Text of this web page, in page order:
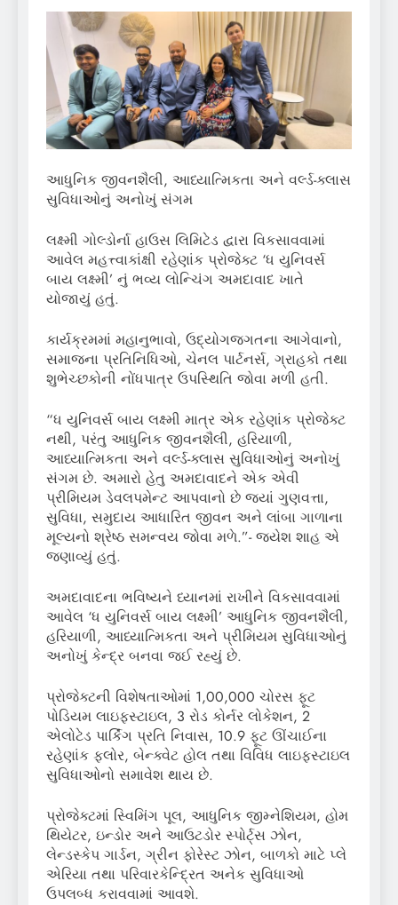
આધુનિક જીવનશૈલી, આધ્યાત્મિકતા અને વર્લ્ડ-ક્લાસ
સુવિધાઓનું અનોખું સંગમ
લક્ષ્મી ગોલ્ડોર્ના હાઉસ લિમિટેડ દ્વારા વિકસાવવામાં
આવેલ મહત્ત્વાકાંક્ષી રહેણાંક પ્રોજેક્ટ ‘ધ યુનિવર્સ
બાય લક્ષ્મી’ નું ભવ્ય લોન્ચિંગ અમદાવાદ ખાતે
યોજાયું હતું.
કાર્યક્રમમાં મહાનુભાવો, ઉદ્યોગજગતના આગેવાનો,
સમાજના પ્રતિનિધિઓ, ચેનલ પાર્ટનર્સ, ગ્રાહકો તથા
શુભેચ્છકોની નોંધપાત્ર ઉપસ્થિતિ જોવા મળી હતી.
“ધ યુનિવર્સ બાય લક્ષ્મી માત્ર એક રહેણાંક પ્રોજેક્ટ
નથી, પરંતુ આધુનિક જીવનશૈલી, હરિયાળી,
આધ્યાત્મિકતા અને વર્લ્ડ-ક્લાસ સુવિધાઓનું અનોખું
સંગમ છે. અમારો હેતુ અમદાવાદને એક એવી
પ્રીમિયમ ડેવલપમેન્ટ આપવાનો છે જ્યાં ગુણવત્તા,
સુવિધા, સમુદાય આધારિત જીવન અને લાંબા ગાળાના
મૂલ્યનો શ્રેષ્ઠ સમન્વય જોવા મળે.”- જયેશ શાહ એ
જણાવ્યું હતું.
અમદાવાદના ભવિષ્યને ધ્યાનમાં રાખીને વિકસાવવામાં
આવેલ ‘ધ યુનિવર્સ બાય લક્ષ્મી’ આધુનિક જીવનશૈલી,
હરિયાળી, આધ્યાત્મિકતા અને પ્રીમિયમ સુવિધાઓનું
અનોખું કેન્દ્ર બનવા જઈ રહ્યું છે.
પ્રોજેક્ટની વિશેષતાઓમાં 1,00,000 ચોરસ ફૂટ
પોડિયમ લાઇફસ્ટાઇલ, 3 રોડ કોર્નર લોકેશન, 2
એલોટેડ પાર્કિંગ પ્રતિ નિવાસ, 10.9 ફૂટ ઊંચાઈના
રહેણાંક ફ્લોર, બેન્ક્વેટ હોલ તથા વિવિધ લાઇફસ્ટાઇલ
સુવિધાઓનો સમાવેશ થાય છે.
પ્રોજેક્ટમાં સ્વિમિંગ પૂલ, આધુનિક જીમ્નેશિયમ, હોમ
થિયેટર, ઇન્ડોર અને આઉટડોર સ્પોર્ટ્સ ઝોન,
લેન્ડસ્કેપ ગાર્ડન, ગ્રીન ફોરેસ્ટ ઝોન, બાળકો માટે પ્લે
એરિયા તથા પરિવારકેન્દ્રિત અનેક સુવિધાઓ
ઉપલબ્ધ કરાવવામાં આવશે.